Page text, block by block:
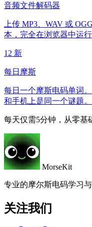
音频文件解码器
上传 MP3、WAV 或
本，完全在浏览器中运行
12 新
每日摩斯
每日一个摩斯电码单词
和手机上是同一个谜题。
每天仅需5分钟，从零基
MorseKit
专业的摩尔斯电码学习与
关注我们